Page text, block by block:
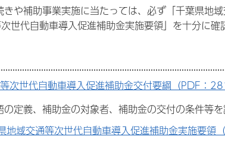
や補助事業実施に当たっては、必ず「千葉県地
世代自動車導入促進補助金実施要領」を十分に確
次世代自動車導入促進補助金交付要綱（PDF：
定義、補助金の対象者、補助金の交付の条件等を
地域交通等次世代自動車導入促進補助金実施要領